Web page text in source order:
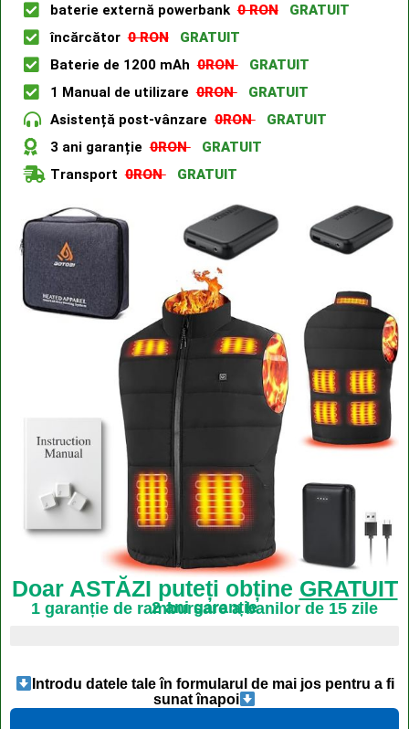
baterie externă powerbank0 RON
GRATUIT
încărcător0 RON
GRATUIT
Baterie de 1200 mAh0RON
GRATUIT
1 Manual de utilizare0RON
GRATUIT
Asistență post-vânzare0RON
GRATUIT
3 ani garanție0RON
GRATUIT
Transport0RON GRATUIT
Doar ASTĂZI puteți obține GRATUIT
1 garanție de rambursare a banilor de 15 zile
2 ani garanție
Introdu datele tale în formularul de mai jos pentru a fi
sunat înapoi